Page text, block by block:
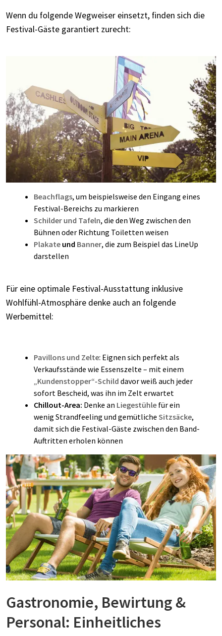
Wenn du folgende Wegweiser einsetzt, finden sich die
Festival-Gäste garantiert zurecht:
Beachflags, um beispielsweise den Eingang eines
Festival-Bereichs zu markieren
Schilder und Tafeln, die den Weg zwischen den
Bühnen oder Richtung Toiletten weisen
Plakate und Banner, die zum Beispiel das LineUp
darstellen
Für eine optimale Festival-Ausstattung inklusive
Wohlfühl-Atmosphäre denke auch an folgende
Werbemittel:
Pavillons und Zelte: Eignen sich perfekt als
Verkaufsstände wie Essenszelte – mit einem
Kundenstopper“-Schild davor weiß auch jeder
sofort Bescheid, was ihn im Zelt erwartet
Chillout-Area: Denke an Liegestühle für ein
wenig Strandfeeling und gemütliche Sitzsäcke,
damit sich die Festival-Gäste zwischen den Band-
Auftritten erholen können
Gastronomie, Bewirtung &
Personal: Einheitliches